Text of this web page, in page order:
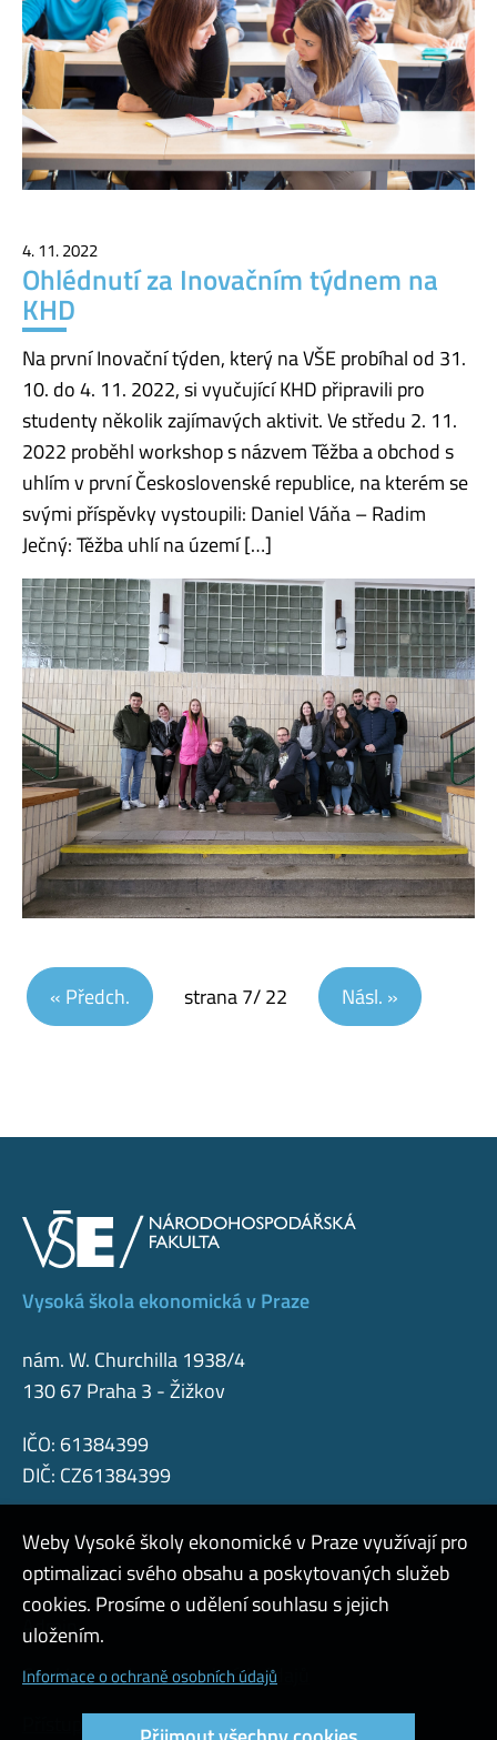
4. 11. 2022
Ohlédnutí za Inovačním týdnem na
KHD
Na první Inovační týden, který na VŠE probíhal od 31.
10. do 4. 11. 2022, si vyučující KHD připravili pro
studenty několik zajímavých aktivit. Ve středu 2. 11.
2022 proběhl workshop s názvem Těžba a obchod s
uhlím v první Československé republice, na kterém se
svými příspěvky vystoupili: Daniel Váňa – Radim
Ječný: Těžba uhlí na území […]
Navigace pro příspěvky
« Předch. strana7/ 22 Násl. »
Vysoká škola ekonomická v Praze
nám. W. Churchilla 1938/4
130 67 Praha 3 - Žižkov
IČO: 61384399
DIČ: CZ61384399
Admin
Cookies a ochrana osobních údajů
Přístupnost webu
Weby Vysoké školy ekonomické v Praze využívají pro
optimalizaci svého obsahu a poskytovaných služeb
cookies. Prosíme o udělení souhlasu s jejich
uložením.
Informace o ochraně osobních údajů